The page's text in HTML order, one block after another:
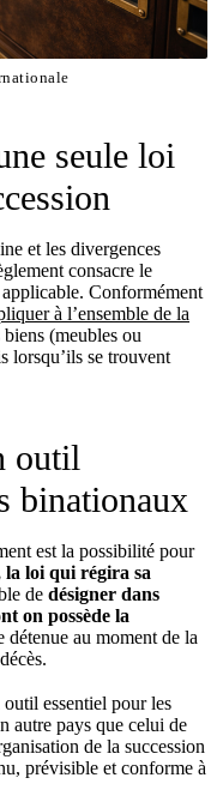
seule loi
et les divergences
consacre le
Conformément
à l’ensemble de la
(meubles ou
lorsqu’ils se trouvent
outil
binationaux
est la possibilité pour
la loi qui régira sa
de désigner dans
on possède la
au moment de la
essentiel pour les
autre pays que celui de
de la succession
prévisible et conforme à